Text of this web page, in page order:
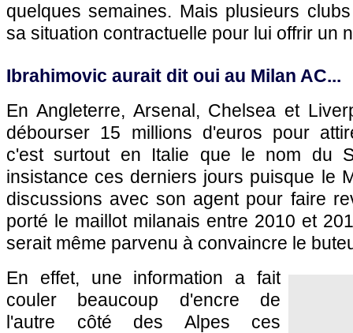
quelques semaines. Mais plusieurs
sa situation contractuelle pour lui offrir un
Ibrahimovic aurait dit oui au Milan AC...
En Angleterre, Arsenal, Chelsea et
débourser 15 millions d'euros pour
c'est surtout en Italie que le nom du
insistance ces derniers jours puisque le
discussions avec son agent pour faire
porté le maillot milanais entre 2010 et
serait même parvenu à convaincre le
En effet, une information a fait
couler beaucoup d'encre de
l'autre côté des Alpes ces